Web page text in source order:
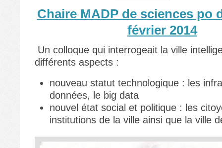
Chaire MADP de sciences po
février 2014
Un colloque qui interrogeait la ville
différents aspects :
nouveau statut technologique : les
données, le big data
nouvel état social et politique : les
institutions de la ville ainsi que la ville